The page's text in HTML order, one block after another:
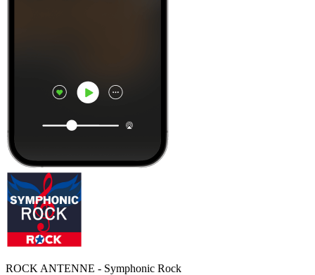
ROCK ANTENNE - Symphonic Rock